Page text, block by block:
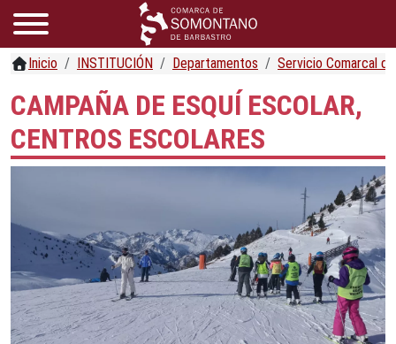
Inicio INSTITUCIÓN Departamentos Servicio Comarcal
CAMPAÑA DE ESQUÍ ESCOLAR,
CENTROS ESCOLARES